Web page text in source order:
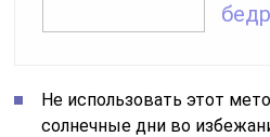
Не использовать этот
солнечные дни во